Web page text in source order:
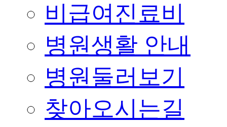
비급여진료비
병원생활 안내
병원둘러보기
찾아오시는길